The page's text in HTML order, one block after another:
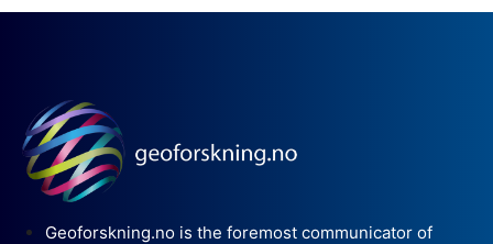
Geoforskning.no is the foremost communicator of